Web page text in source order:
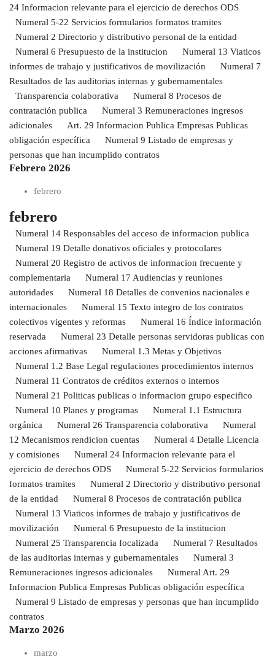
24 Informacion relevante para el ejercicio de derechos ODS
Numeral 5-22 Servicios formularios formatos tramites
Numeral 2 Directorio y distributivo personal de la entidad
Numeral 6 Presupuesto de la institucion
Numeral 13 Viaticos
informes de trabajo y justificativos de movilización
Numeral 7
Resultados de las auditorias internas y gubernamentales
Transparencia colaborativa
Numeral 8 Procesos de
contratación publica
Numeral 3 Remuneraciones ingresos
adicionales
Art. 29 Informacion Publica Empresas Publicas
obligación específica
Numeral 9 Listado de empresas y
personas que han incumplido contratos
Febrero 2026
febrero
febrero
Numeral 14 Responsables del acceso de informacion publica
Numeral 19 Detalle donativos oficiales y protocolares
Numeral 20 Registro de activos de informacion frecuente y
complementaria
Numeral 17 Audiencias y reuniones
autoridades
Numeral 18 Detalles de convenios nacionales e
internacionales
Numeral 15 Texto integro de los contratos
colectivos vigentes y reformas
Numeral 16 Índice información
reservada
Numeral 23 Detalle personas servidoras publicas con
acciones afirmativas
Numeral 1.3 Metas y Objetivos
Numeral 1.2 Base Legal regulaciones procedimientos internos
Numeral 11 Contratos de créditos externos o internos
Numeral 21 Politicas publicas o informacion grupo especifico
Numeral 10 Planes y programas
Numeral 1.1 Estructura
orgánica
Numeral 26 Transparencia colaborativa
Numeral
12 Mecanismos rendicion cuentas
Numeral 4 Detalle Licencia
y comisiones
Numeral 24 Informacion relevante para el
ejercicio de derechos ODS
Numeral 5-22 Servicios formularios
formatos tramites
Numeral 2 Directorio y distributivo personal
de la entidad
Numeral 8 Procesos de contratación publica
Numeral 13 Viaticos informes de trabajo y justificativos de
movilización
Numeral 6 Presupuesto de la institucion
Numeral 25 Transparencia focalizada
Numeral 7 Resultados
de las auditorias internas y gubernamentales
Numeral 3
Remuneraciones ingresos adicionales
Numeral Art. 29
Informacion Publica Empresas Publicas obligación específica
Numeral 9 Listado de empresas y personas que han incumplido
contratos
Marzo 2026
marzo